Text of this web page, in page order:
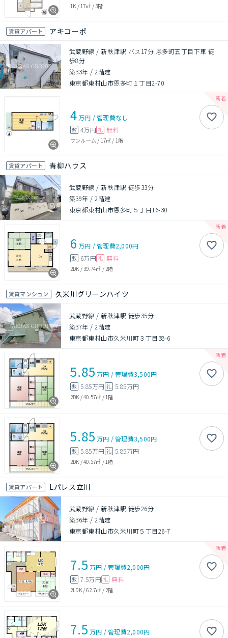
1K / 17㎡ /3階
賃貸アパート アキコーポ
武蔵野線 / 新秋津駅 バス17分 恩多町五丁目下車 徒
歩8分
築33年 /2階建
東京都東村山市恩多町１丁目2-70
4万円 /管理費なし
敷 4万円 礼 無料
ワンルーム / 17㎡ / 1階
賃貸アパート 青柳ハウス
武蔵野線 / 新秋津駅 徒歩33分
築39年 /2階建
東京都東村山市恩多町５丁目16-30
6 万円 /管理費2,000円
敷 6万円 礼 無料
2DK /39.74㎡ / 2階
賃貸マンション 久米川グリーンハイツ
武蔵野線 / 新秋津駅 徒歩35分
築37年 /2階建
東京都東村山市久米川町３丁目38-6
5.85 万円 /管理費3,500円
敷 5.85万円 礼 5.85万円
2DK /40.57㎡ / 1階
5.85 万円 /管理費3,500円
敷 5.85万円 礼 5.85万円
2DK /40.57㎡ / 1階
賃貸アパート Lパレス立川
武蔵野線 / 新秋津駅 徒歩26分
築36年 /2階建
東京都東村山市久米川町５丁目26-7
7.5 万円 /管理費2,000円
敷 7.5万円 礼 無料
2LDK/62.7㎡ / 2階
7.5 万円 /管理費2,000円